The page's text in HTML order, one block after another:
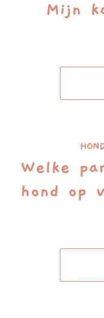
Mijn
Welke
hond op